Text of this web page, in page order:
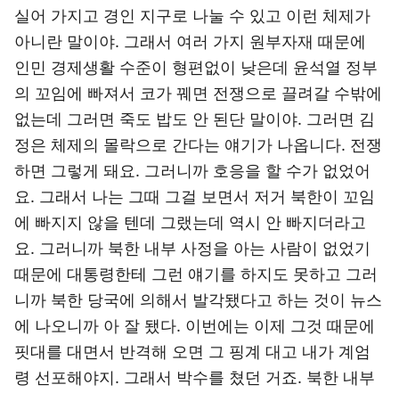
실어 가지고 경인 지구로 나눌 수 있고 이런 체제가
아니란 말이야. 그래서 여러 가지 원부자재 때문에
인민 경제생활 수준이 형편없이 낮은데 윤석열 정부
의 꼬임에 빠져서 코가 꿰면 전쟁으로 끌려갈 수밖에
없는데 그러면 죽도 밥도 안 된단 말이야. 그러면 김
정은 체제의 몰락으로 간다는 얘기가 나옵니다. 전쟁
하면 그렇게 돼요. 그러니까 호응을 할 수가 없었어
요. 그래서 나는 그때 그걸 보면서 저거 북한이 꼬임
에 빠지지 않을 텐데 그랬는데 역시 안 빠지더라고
요. 그러니까 북한 내부 사정을 아는 사람이 없었기
때문에 대통령한테 그런 얘기를 하지도 못하고 그러
니까 북한 당국에 의해서 발각됐다고 하는 것이 뉴스
에 나오니까 아 잘 됐다. 이번에는 이제 그것 때문에
핏대를 대면서 반격해 오면 그 핑계 대고 내가 계엄
령 선포해야지. 그래서 박수를 쳤던 거죠. 북한 내부